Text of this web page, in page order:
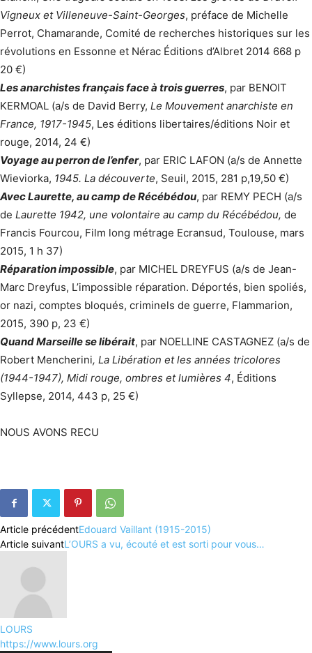
Vigneux et Villeneuve-Saint-Georges, préface de Michelle
Perrot, Chamarande, Comité de recherches historiques sur les
révolutions en Essonne et Nérac Éditions d’Albret 2014 668 p
20 €)
Les anarchistes français face à trois guerres, par BENOIT
KERMOAL (a/s de David Berry, Le Mouvement anarchiste en
France, 1917-1945, Les éditions libertaires/éditions Noir et
rouge, 2014, 24 €)
Voyage au perron de l’enfer, par ERIC LAFON (a/s de Annette
Wieviorka, 1945. La découverte, Seuil, 2015, 281 p,19,50 €)
Avec Laurette, au camp de Récébédou, par REMY PECH (a/s
de Laurette 1942, une volontaire au camp du Récébédou, de
Francis Fourcou, Film long métrage Ecransud, Toulouse, mars
2015, 1 h 37)
Réparation impossible, par MICHEL DREYFUS (a/s de Jean-
Marc Dreyfus, L’impossible réparation. Déportés, bien spoliés,
or nazi, comptes bloqués, criminels de guerre, Flammarion,
2015, 390 p, 23 €)
Quand Marseille se libérait, par NOELLINE CASTAGNEZ (a/s de
Robert Mencherini, La Libération et les années tricolores
(1944-1947), Midi rouge, ombres et lumières 4, Éditions
Syllepse, 2014, 443 p, 25 €)
NOUS AVONS RECU
Article précédentEdouard Vaillant (1915-2015)
Article suivantL’OURS a vu, écouté et est sorti pour vous…
LOURS
https://www.lours.org